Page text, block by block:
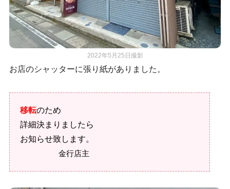
2022年5月25日撮影
お店のシャッターに張り紙がありました。
移転のため
詳細決まりましたら
お知らせ致します。
金行店主